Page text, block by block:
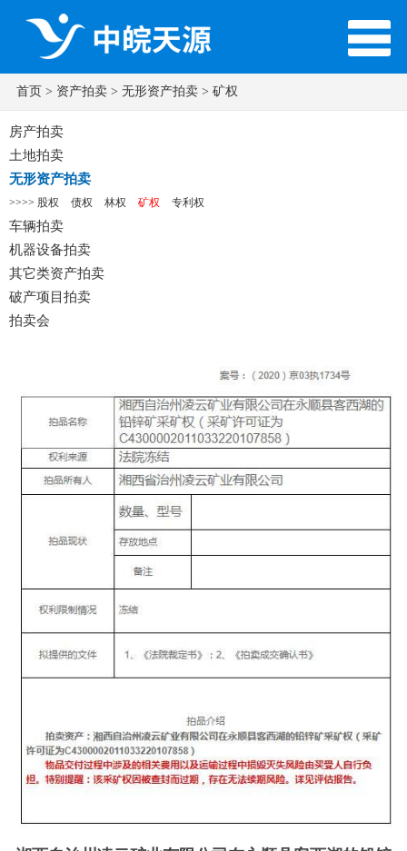
首页 > 资产拍卖 > 无形资产拍卖> 矿权
房产拍卖
土地拍卖
无形资产拍卖
>>>> 股权 债权 林权 矿权 专利权
车辆拍卖
机器设备拍卖
其它类资产拍卖
破产项目拍卖
拍卖会